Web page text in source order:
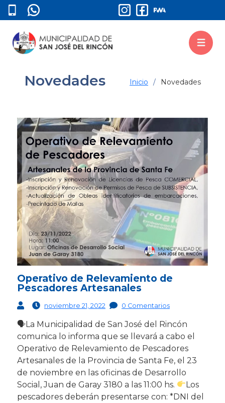
Novedades Inicio Novedades
Operativo de Relevamiento de
Pescadores Artesanales
noviembre 21, 2022 0 Comentarios
🗣La Municipalidad de San José del Rincón
comunica lo informa que se llevará a cabo el
Operativo de Relevamiento de Pescadores
Artesanales de la Provincia de Santa Fe, el 23
de noviembre en las oficinas de Desarrollo
Social, Juan de Garay 3180 a las 11:00 hs.
Los
pescadores deberán presentarse con: *DNI del